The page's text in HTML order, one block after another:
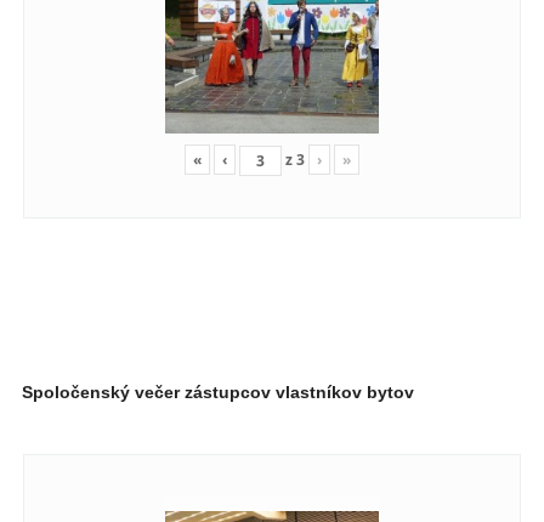
« ‹ z3 › »
Spoločenský večer zástupcov vlastníkov bytov